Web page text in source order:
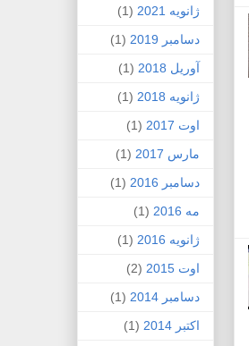
ژانویه 2021
(1)
دسامبر 2019
(1)
آوریل 2018
(1)
ژانویه 2018
(1)
اوت 2017
(1)
مارس 2017
(1)
دسامبر 2016
(1)
مه 2016
(1)
ژانویه 2016
(1)
اوت 2015
(2)
دسامبر 2014
(1)
اکتبر 2014
(1)